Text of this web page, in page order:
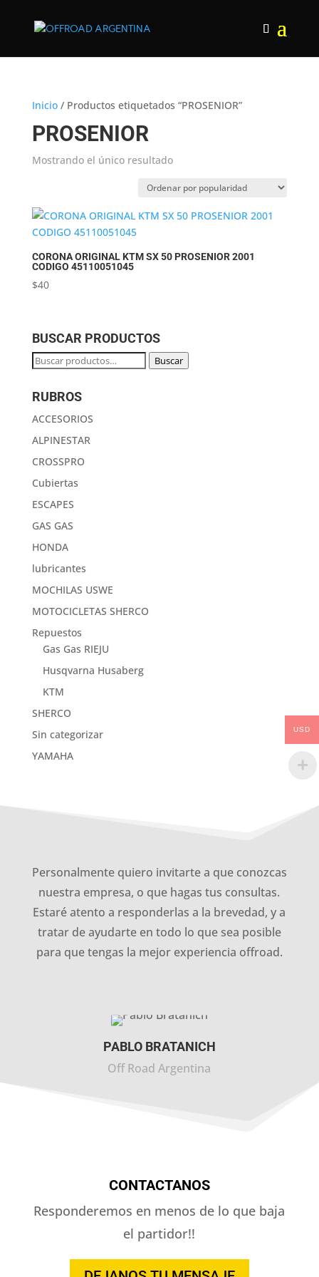
Inicio/ Productos etiquetados “PROSENIOR”
PROSENIOR
Mostrando el único resultado
CORONA ORIGINAL KTM SX 50 PROSENIOR 2001
CODIGO 45110051045
$40
BUSCAR PRODUCTOS
Buscar
Buscar
RUBROS
ACCESORIOS
ALPINESTAR
CROSSPRO
Cubiertas
ESCAPES
GAS GAS
HONDA
lubricantes
MOCHILAS USWE
MOTOCICLETAS SHERCO
Repuestos
Gas Gas RIEJU
Husqvarna Husaberg
KTM
SHERCO
Sin categorizar
YAMAHA
Personalmente quiero invitarte a que conozcas
nuestra empresa, o que hagas tus consultas.
Estaré atento a responderlas a la brevedad, y a
tratar de ayudarte en todo lo que sea posible
para que tengas la mejor experiencia offroad.
PABLO BRATANICH
Off Road Argentina
CONTACTANOS
Responderemos en menos de lo que baja
el partidor!!
USD